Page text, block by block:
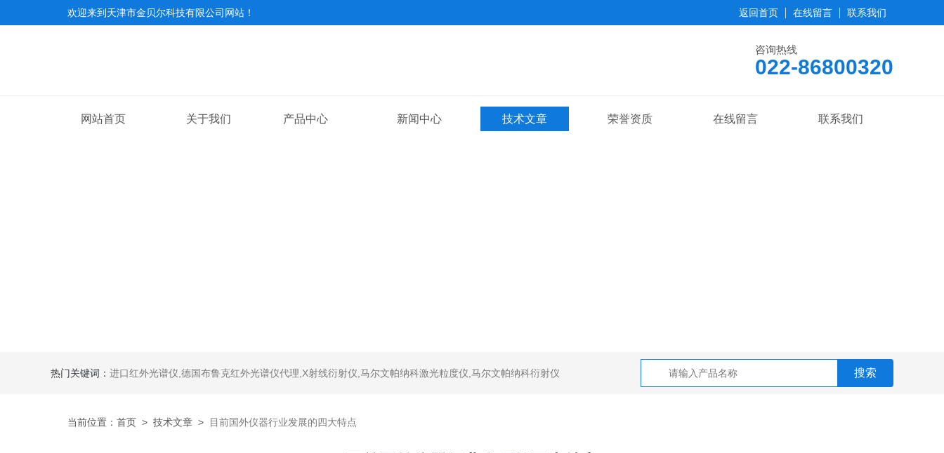
欢迎来到 天津市金贝尔科技有限公司网站 ！ 返回首页 在线留言 联系我们
咨询热线
022-86800320
网站首页 关于我们 产品中心 新闻中心 技术文章 荣誉资质 在线留言 联系我们
热门关键词： 进口红外光谱仪 德国布鲁克红外光谱仪代理 X射线衍射仪 马尔文帕纳科激光粒度仪 马尔文帕纳科衍射仪
当前位置： 首页 > 技术文章 > 目前国外仪器行业发展的四大特点